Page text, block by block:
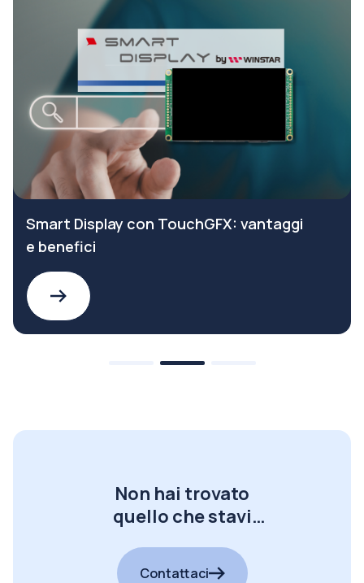
Smart Display con TouchGFX: vantaggi
e benefici
Non hai trovato
quello che stavi
Contattaci